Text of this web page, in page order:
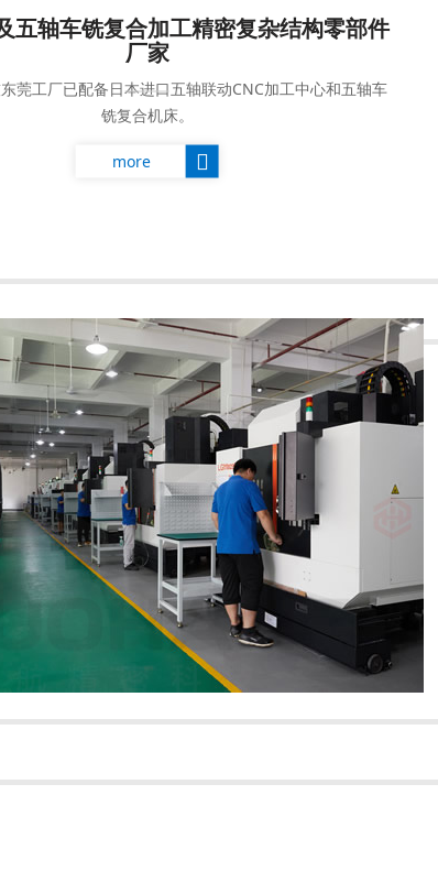
五轴车铣复合加工精密复杂结构零部件
厂家
莞工厂已配备日本进口五轴联动CNC加工中心和五轴车
铣复合机床。
more